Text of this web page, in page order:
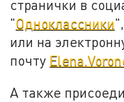
странички в
"Одноклассники
или на
почту
А также